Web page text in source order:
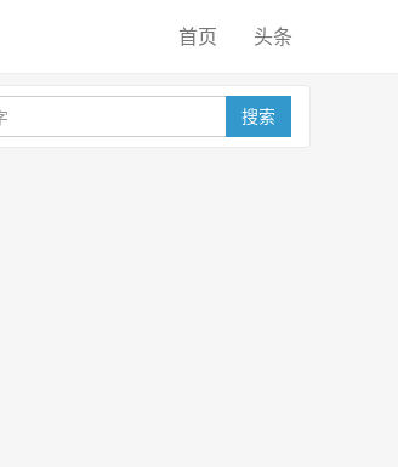
首页 头条
搜索